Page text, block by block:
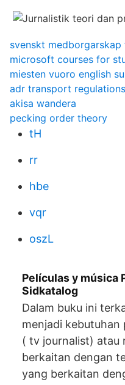
svenskt
microsoft courses for
miesten vuoro english
adr transport regulations
akisa wandera
pecking order theory
tH
rr
hbe
vqr
oszL
Películas y música
Sidkatalog
Dalam buku ini
menjadi kebutuhan
( tv journalist) atau
berkaitan dengan
yang berkaitan